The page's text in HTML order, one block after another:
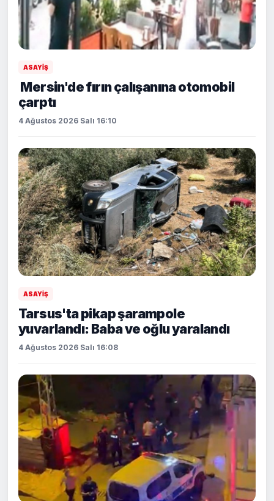
ASAYİŞ
Mersin'de fırın çalışanına otomobil
çarptı
4 Ağustos 2026 Salı 16:10
ASAYİŞ
Tarsus'ta pikap şarampole
yuvarlandı: Baba ve oğlu yaralandı
4 Ağustos 2026 Salı 16:08